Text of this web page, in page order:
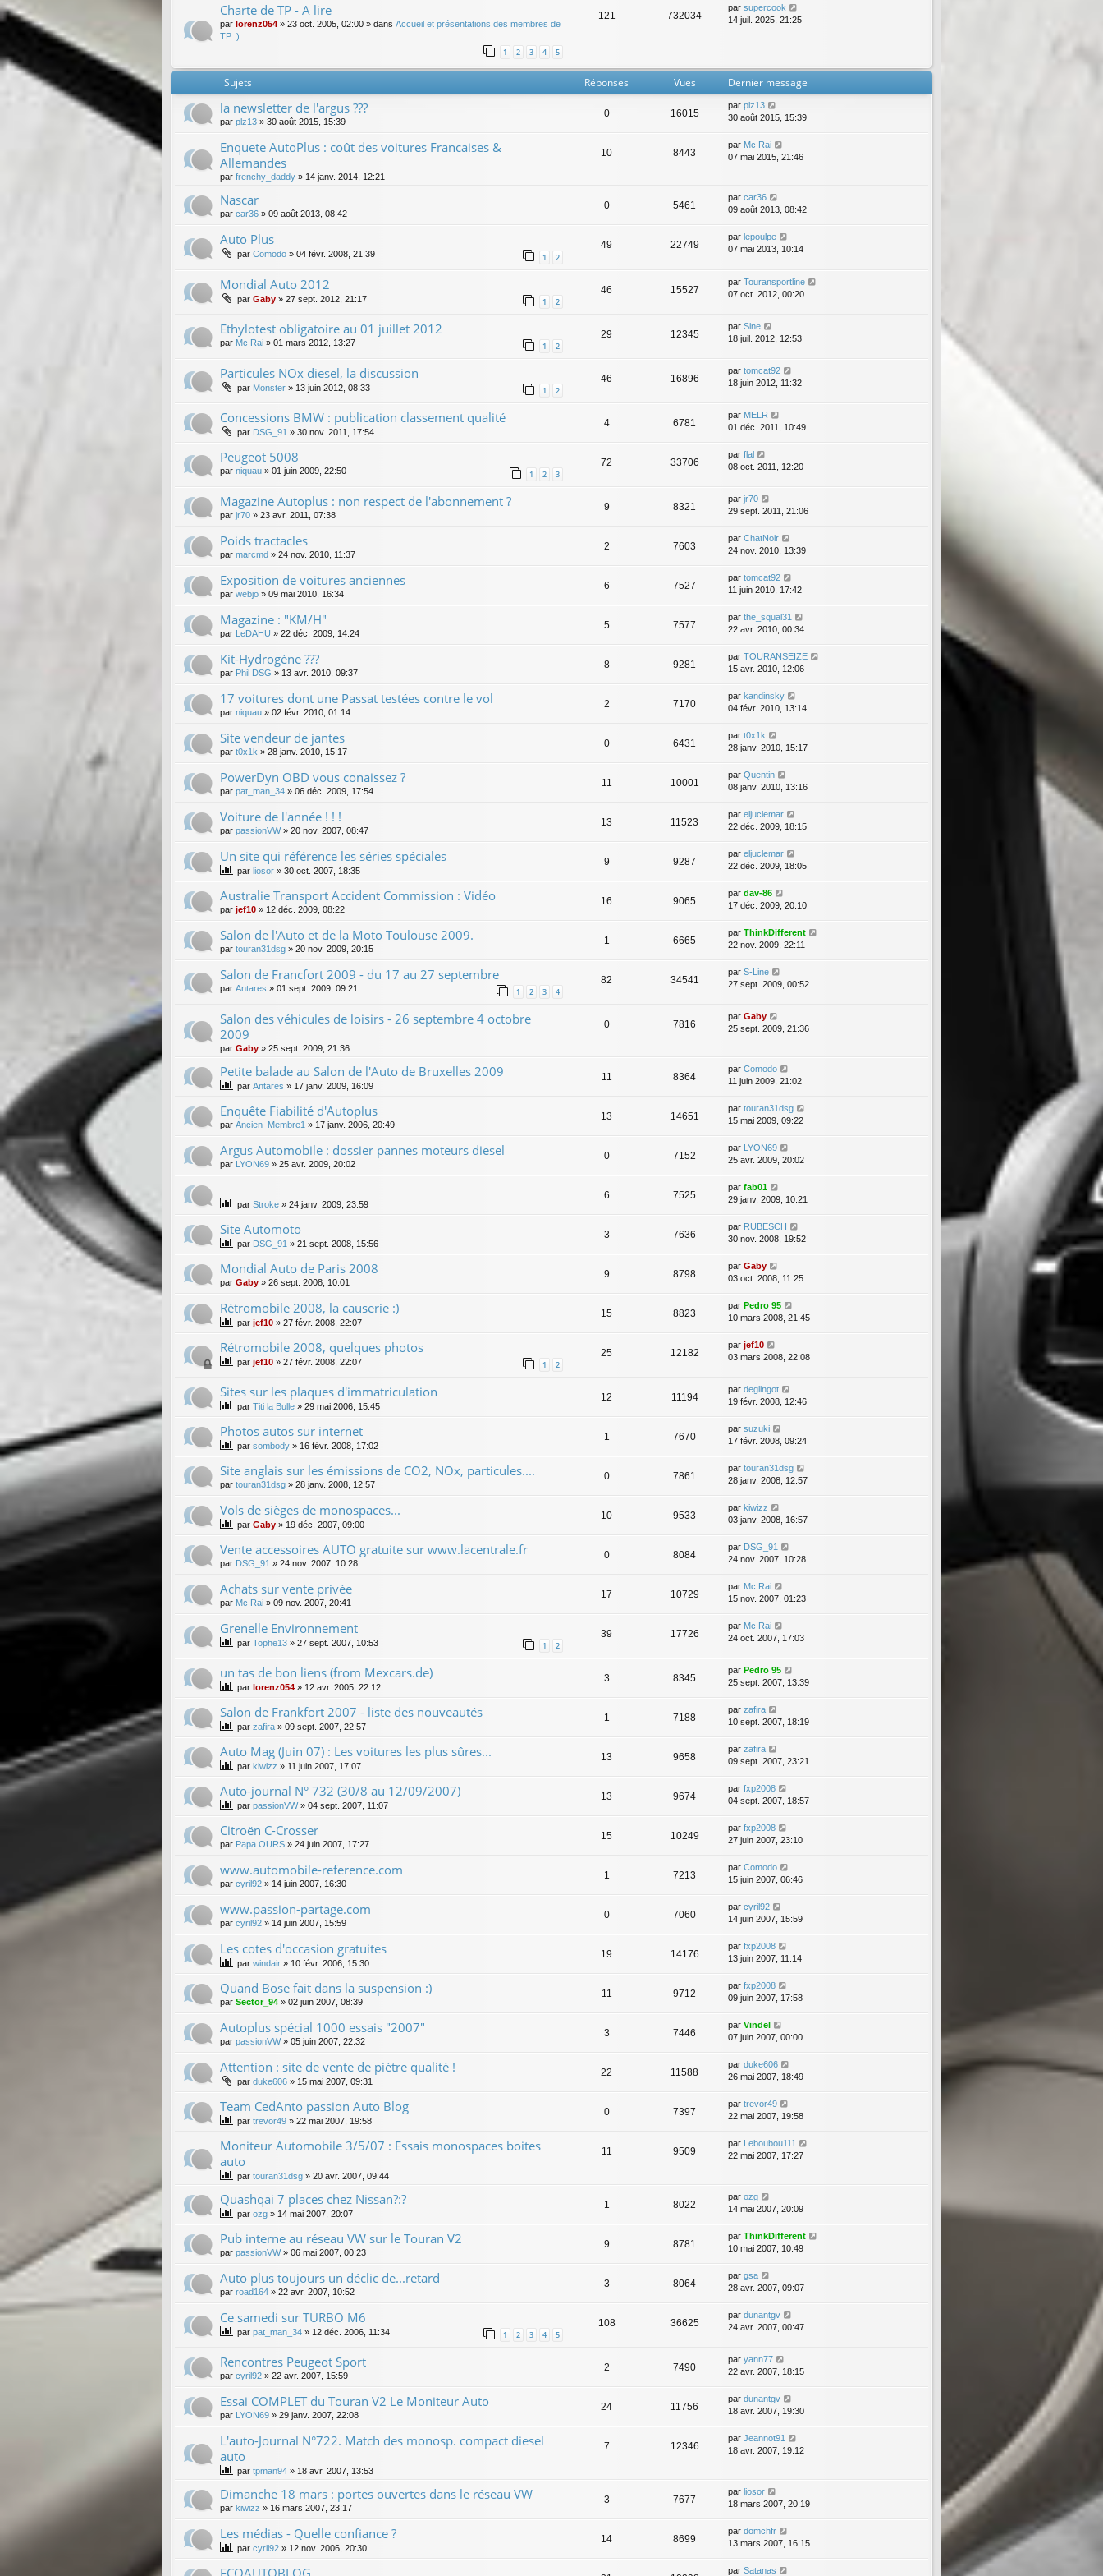
Charte de TP - A lire
par lorenz054 » 23 oct. 2005, 02:00 » dans Accueil et présentations des membres de
TP :)
1 2 3 4 5
121 732034
par supercook
14 juil. 2025, 21:25
Sujets Réponses Vues Dernier message
la newsletter de l'argus ???
par plz13 » 30 août 2015, 15:39
0 16015
par plz13
30 août 2015, 15:39
Enquete AutoPlus : coût des voitures Francaises &
Allemandes
par frenchy_daddy » 14 janv. 2014, 12:21
10 8443
par Mc Rai
07 mai 2015, 21:46
Nascar
par car36 » 09 août 2013, 08:42
0 5461
par car36
09 août 2013, 08:42
Auto Plus
par Comodo » 04 févr. 2008, 21:39 1 2
49 22749
par lepoulpe
07 mai 2013, 10:14
Mondial Auto 2012
par Gaby » 27 sept. 2012, 21:17 1 2
46 15527
par Touransportline
07 oct. 2012, 00:20
Ethylotest obligatoire au 01 juillet 2012
par Mc Rai » 01 mars 2012, 13:27 1 2
29 12345
par Sine
18 juil. 2012, 12:53
Particules NOx diesel, la discussion
par Monster » 13 juin 2012, 08:33 1 2
46 16896
par tomcat92
18 juin 2012, 11:32
Concessions BMW : publication classement qualité
par DSG_91 » 30 nov. 2011, 17:54
4 6781
par MELR
01 déc. 2011, 10:49
Peugeot 5008
par niquau » 01 juin 2009, 22:50 1 2 3
72 33706
par flal
08 oct. 2011, 12:20
Magazine Autoplus : non respect de l'abonnement ?
par jr70 » 23 avr. 2011, 07:38
9 8321
par jr70
29 sept. 2011, 21:06
Poids tractacles
par marcmd » 24 nov. 2010, 11:37
2 7603
par ChatNoir
24 nov. 2010, 13:39
Exposition de voitures anciennes
par webjo » 09 mai 2010, 16:34
6 7527
par tomcat92
11 juin 2010, 17:42
Magazine : "KM/H"
par LeDAHU » 22 déc. 2009, 14:24
5 7577
par the_squal31
22 avr. 2010, 00:34
Kit-Hydrogène ???
par Phil DSG » 13 avr. 2010, 09:37
8 9281
par TOURANSEIZE
15 avr. 2010, 12:06
17 voitures dont une Passat testées contre le vol
par niquau » 02 févr. 2010, 01:14
2 7170
par kandinsky
04 févr. 2010, 13:14
Site vendeur de jantes
par t0x1k » 28 janv. 2010, 15:17
0 6431
par t0x1k
28 janv. 2010, 15:17
PowerDyn OBD vous conaissez ?
par pat_man_34 » 06 déc. 2009, 17:54
11 10001
par Quentin
08 janv. 2010, 13:16
Voiture de l'année ! ! !
par passionVW» 20 nov. 2007, 08:47
13 11523
par eljuclemar
22 déc. 2009, 18:15
Un site qui référence les séries spéciales
par liosor » 30 oct. 2007, 18:35
9 9287
par eljuclemar
22 déc. 2009, 18:05
Australie Transport Accident Commission : Vidéo
par jef10 » 12 déc. 2009, 08:22
16 9065
par dav-86
17 déc. 2009, 20:10
Salon de l'Auto et de la Moto Toulouse 2009.
par touran31dsg » 20 nov. 2009, 20:15
1 6665
par ThinkDifferent
22 nov. 2009, 22:11
Salon de Francfort 2009 - du 17 au 27 septembre
par Antares » 01 sept. 2009, 09:21 1 2 3 4
82 34541
par S-Line
27 sept. 2009, 00:52
Salon des véhicules de loisirs - 26 septembre 4 octobre
2009
par Gaby » 25 sept. 2009, 21:36
0 7816
par Gaby
25 sept. 2009, 21:36
Petite balade au Salon de l'Auto de Bruxelles 2009
par Antares » 17 janv. 2009, 16:09
11 8364
par Comodo
11 juin 2009, 21:02
Enquête Fiabilité d'Autoplus
par Ancien_Membre1 » 17 janv. 2006, 20:49
13 14651
par touran31dsg
15 mai 2009, 09:22
Argus Automobile : dossier pannes moteurs diesel
par LYON69 » 25 avr. 2009, 20:02
0 7152
par LYON69
25 avr. 2009, 20:02
par Stroke » 24 janv. 2009, 23:59
6 7525
par fab01
29 janv. 2009, 10:21
Site Automoto
par DSG_91 » 21 sept. 2008, 15:56
3 7636
par RUBESCH
30 nov. 2008, 19:52
Mondial Auto de Paris 2008
par Gaby » 26 sept. 2008, 10:01
9 8798
par Gaby
03 oct. 2008, 11:25
Rétromobile 2008, la causerie :)
par jef10 » 27 févr. 2008, 22:07
15 8823
par Pedro 95
10 mars 2008, 21:45
Rétromobile 2008, quelques photos
par jef10 » 27 févr. 2008, 22:07 1 2
25 12182
par jef10
03 mars 2008, 22:08
Sites sur les plaques d'immatriculation
par Titi la Bulle » 29 mai 2006, 15:45
12 11194
par deglingot
19 févr. 2008, 12:46
Photos autos sur internet
par sombody » 16 févr. 2008, 17:02
1 7670
par suzuki
17 févr. 2008, 09:24
Site anglais sur les émissions de CO2, NOx, particules....
par touran31dsg » 28 janv. 2008, 12:57
0 7861
par touran31dsg
28 janv. 2008, 12:57
Vols de sièges de monospaces...
par Gaby » 19 déc. 2007, 09:00
10 9533
par kiwizz
03 janv. 2008, 16:57
Vente accessoires AUTO gratuite sur www.lacentrale.fr
par DSG_91 » 24 nov. 2007, 10:28
0 8084
par DSG_91
24 nov. 2007, 10:28
Achats sur vente privée
par Mc Rai » 09 nov. 2007, 20:41
17 10729
par Mc Rai
15 nov. 2007, 01:23
Grenelle Environnement
par Tophe13 » 27 sept. 2007, 10:53 1 2
39 17726
par Mc Rai
24 oct. 2007, 17:03
un tas de bon liens (from Mexcars.de)
par lorenz054 » 12 avr. 2005, 22:12
3 8345
par Pedro 95
25 sept. 2007, 13:39
Salon de Frankfort 2007 - liste des nouveautés
par zafira » 09 sept. 2007, 22:57
1 7188
par zafira
10 sept. 2007, 18:19
Auto Mag (Juin 07) : Les voitures les plus sûres...
par kiwizz » 11 juin 2007, 17:07
13 9658
par zafira
09 sept. 2007, 23:21
Auto-journal N° 732 (30/8 au 12/09/2007)
par passionVW» 04 sept. 2007, 11:07
13 9674
par fxp2008
04 sept. 2007, 18:57
Citroën C-Crosser
par Papa OURS » 24 juin 2007, 17:27
15 10249
par fxp2008
27 juin 2007, 23:10
www.automobile-reference.com
par cyril92 » 14 juin 2007, 16:30
1 7213
par Comodo
15 juin 2007, 06:46
www.passion-partage.com
par cyril92 » 14 juin 2007, 15:59
0 7060
par cyril92
14 juin 2007, 15:59
Les cotes d'occasion gratuites
par windair » 10 févr. 2006, 15:30
19 14176
par fxp2008
13 juin 2007, 11:14
Quand Bose fait dans la suspension :)
par Sector_94 » 02 juin 2007, 08:39
11 9712
par fxp2008
09 juin 2007, 17:58
Autoplus spécial 1000 essais "2007"
par passionVW» 05 juin 2007, 22:32
3 7446
par Vindel
07 juin 2007, 00:00
Attention : site de vente de piètre qualité !
par duke606 » 15 mai 2007, 09:31
22 11588
par duke606
26 mai 2007, 18:49
Team CedAnto passion Auto Blog
par trevor49 » 22 mai 2007, 19:58
0 7397
par trevor49
22 mai 2007, 19:58
Moniteur Automobile 3/5/07 : Essais monospaces boites
auto
par touran31dsg » 20 avr. 2007, 09:44
11 9509
par Leboubou111
22 mai 2007, 17:27
Quashqai 7 places chez Nissan?:?
par ozg » 14 mai 2007, 20:07
1 8022
par ozg
14 mai 2007, 20:09
Pub interne au réseau VW sur le Touran V2
par passionVW» 06 mai 2007, 00:23
9 8781
par ThinkDifferent
10 mai 2007, 10:49
Auto plus toujours un déclic de...retard
par road164 » 22 avr. 2007, 10:52
3 8064
par gsa
28 avr. 2007, 09:07
Ce samedi sur TURBO M6
par pat_man_34 » 12 déc. 2006, 11:34 1 2 3 4 5
108 36625
par dunantgv
24 avr. 2007, 00:47
Rencontres Peugeot Sport
par cyril92 » 22 avr. 2007, 15:59
2 7490
par yann77
22 avr. 2007, 18:15
Essai COMPLET du Touran V2 Le Moniteur Auto
par LYON69 » 29 janv. 2007, 22:08
24 11756
par dunantgv
18 avr. 2007, 19:30
L'auto-Journal N°722. Match des monosp. compact diesel
auto
par tpman94 » 18 avr. 2007, 13:53
7 12346
par Jeannot91
18 avr. 2007, 19:12
Dimanche 18 mars : portes ouvertes dans le réseau VW
par kiwizz » 16 mars 2007, 23:17
3 7677
par liosor
18 mars 2007, 20:19
Les médias - Quelle confiance ?
par cyril92 » 12 nov. 2006, 20:30
14 8699
par domchfr
13 mars 2007, 16:15
par Satanas